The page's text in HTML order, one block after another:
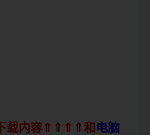
下载内容⇑⇑⇑⇑和 电脑